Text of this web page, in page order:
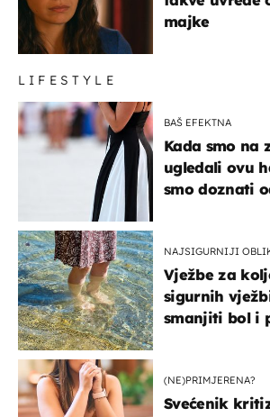
majke
LIFESTYLE
BAŠ EFEKTNA
Kada smo na
ugledali ovu
smo doznati
NAJSIGURNIJI
Vježbe za
sigurnih
smanjiti bol i
(NE)PRIMJERENA?
Svećenik